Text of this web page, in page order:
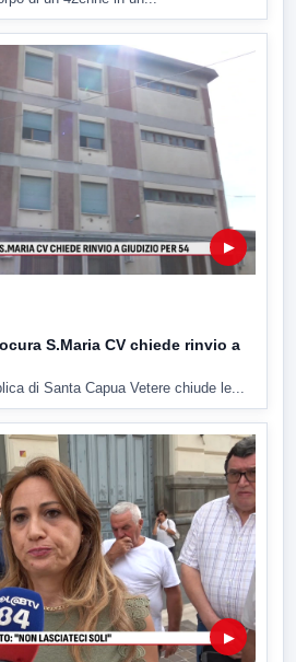
▶
S.Maria CV chiede rinvio a
di Santa Capua Vetere chiude le...
▶